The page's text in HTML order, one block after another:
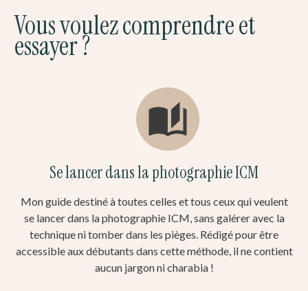
Vous voulez comprendre et
essayer ?
Se lancer dans la photographie ICM
Mon guide destiné à toutes celles et tous ceux qui veulent
se lancer dans la photographie ICM, sans galérer avec la
technique ni tomber dans les pièges. Rédigé pour être
accessible aux débutants dans cette méthode, il ne contient
aucun jargon ni charabia !